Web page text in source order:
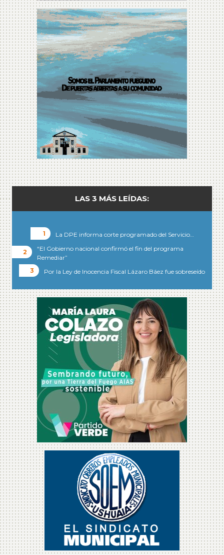
LAS 3 MÁS LEÍDAS:
La DPE informa corte programado del Servicio…
“El Gobierno nacional confirmó el fin del programa
Remediar”
Por la Ley de Inocencia Fiscal Lázaro Báez fue sobreseído